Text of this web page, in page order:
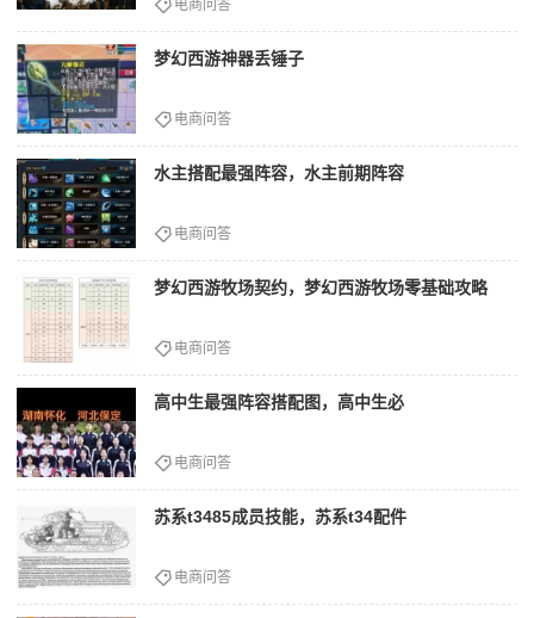
电商问答
梦幻西游神器丢锤子
电商问答
水主搭配最强阵容，水主前期阵容
电商问答
梦幻西游牧场契约，梦幻西游牧场零基础攻略
电商问答
高中生最强阵容搭配图，高中生必
电商问答
苏系t3485成员技能，苏系t34配件
电商问答